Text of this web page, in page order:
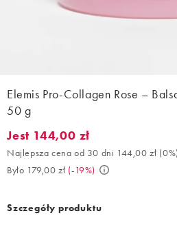
Elemis Pro-Collagen Rose –
50 g
Jest 144,00 zł. Najlepsza cena od
Jest 144,00 zł
Najlepsza cena od 30 dni 144,00 zł (0%)
Było 179,00 zł (-19%)
Szczegóły produktu